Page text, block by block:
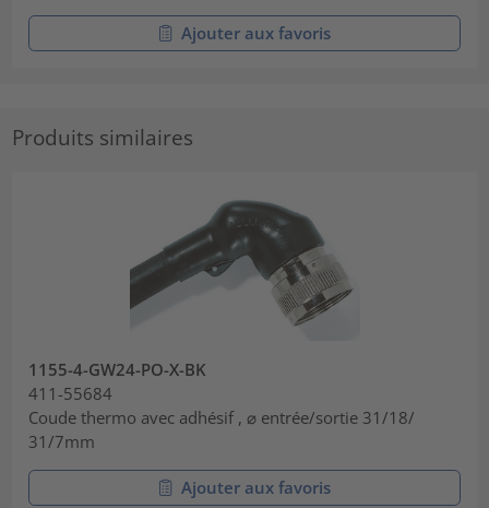
Ajouter aux favoris
Produits similaires
1155-4-GW24-PO-X-BK
411-55684
Coude thermo avec adhésif , ⌀ entrée/sortie 31/18/
31/7mm
Ajouter aux favoris